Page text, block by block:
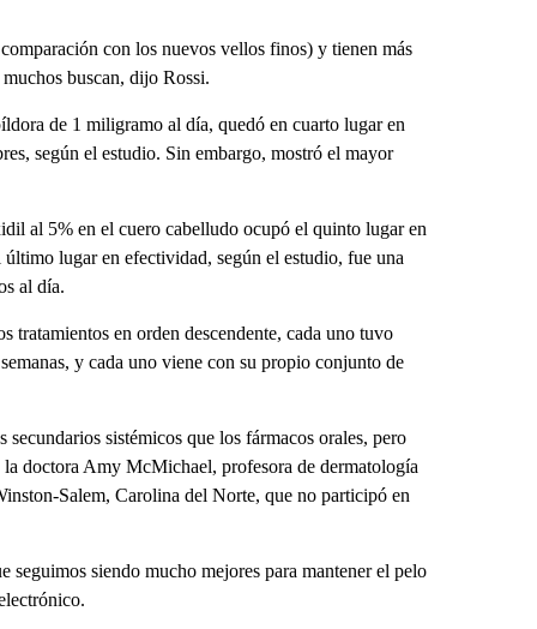
con los nuevos vellos finos) y tienen más
buscan, dijo Rossi.
de 1 miligramo al día, quedó en cuarto lugar en
según el estudio. Sin embargo, mostró el mayor
al 5% en el cuero cabelludo ocupó el quinto lugar en
lugar en efectividad, según el estudio, fue una
al día.
tratamientos en orden descendente, cada uno tuvo
y cada uno viene con su propio conjunto de
sistémicos que los fármacos orales, pero
doctora Amy McMichael, profesora de dermatología
Salem, Carolina del Norte, que no participó en
seguimos siendo mucho mejores para mantener el pelo